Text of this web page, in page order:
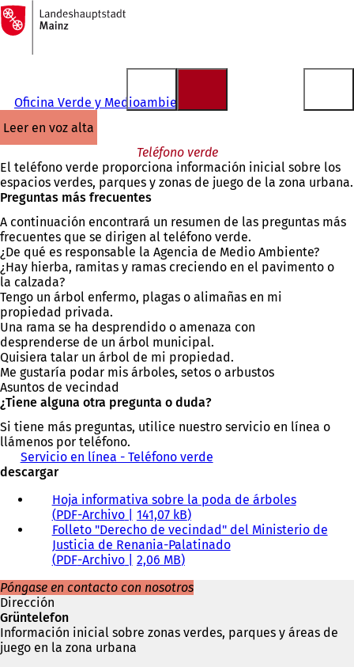
Saltar al contenido
A
la
página
Oficina Verde y Medioambiental
leer en voz alta
Teléfono verde
El teléfono verde proporciona información inicial sobre los
espacios verdes, parques y zonas de juego de la zona urbana.
Preguntas más frecuentes
A continuación encontrará un resumen de las preguntas más
frecuentes que se dirigen al teléfono verde.
¿De qué es responsable la Agencia de Medio Ambiente?
¿Hay hierba, ramitas y ramas creciendo en el pavimento o
la calzada?
Tengo un árbol enfermo, plagas o alimañas en mi
propiedad privada.
Una rama se ha desprendido o amenaza con
desprenderse de un árbol municipal.
Quisiera talar un árbol de mi propiedad.
Me gustaría podar mis árboles, setos o arbustos
Asuntos de vecindad
¿Tiene alguna otra pregunta o duda?
Si tiene más preguntas, utilice nuestro servicio en línea o
llámenos por teléfono.
Servicio en línea - Teléfono verde
descargar
Hoja informativa sobre la poda de árboles
PDF-Archivo
141,07 kB
Folleto "Derecho de vecindad" del Ministerio de
Justicia de Renania-Palatinado
PDF-Archivo
2,06 MB
Póngase en contacto con nosotros
Dirección
Grüntelefon
Información inicial sobre zonas verdes, parques y áreas de
juego en la zona urbana